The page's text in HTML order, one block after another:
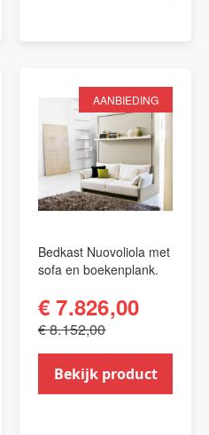
AANBIEDING
Bedkast Nuovoliola met
sofa en boekenplank.
€ 7.826,00
€ 8.152,00
Bekijk product